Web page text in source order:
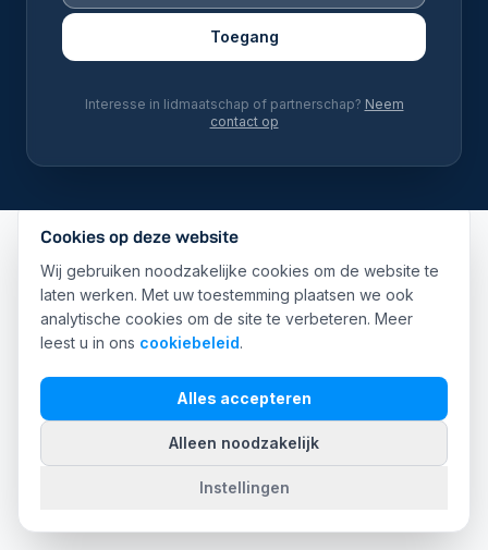
Toegang
Interesse in lidmaatschap of partnerschap? Neem
contact op
Cookies op deze website
Wij gebruiken noodzakelijke cookies om de website te
laten werken. Met uw toestemming plaatsen we ook
analytische cookies om de site te verbeteren. Meer
leest u in ons cookiebeleid.
Alles accepteren
Alleen noodzakelijk
Instellingen